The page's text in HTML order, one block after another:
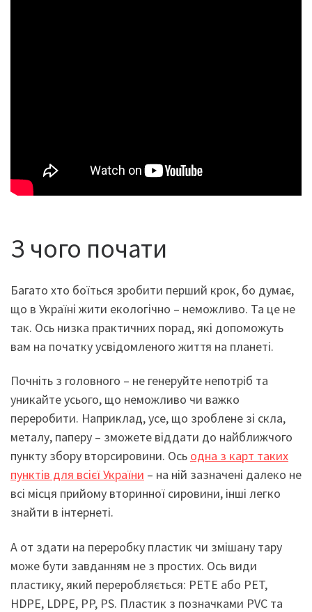
З чого почати
Багато хто боїться зробити перший крок, бо думає,
що в Україні жити екологічно – неможливо. Та це не
так. Ось низка практичних порад, які допоможуть
вам на початку усвідомленого життя на планеті.
Почніть з головного – не генеруйте непотріб та
уникайте усього, що неможливо чи важко
переробити. Наприклад, усе, що зроблене зі скла,
металу, паперу – зможете віддати до найближчого
пункту збору вторсировини. Ось одна з карт таких
пунктів для всієї України – на ній зазначені далеко не
всі місця прийому вторинної сировини, інші легко
знайти в інтернеті.
А от здати на переробку пластик чи змішану тару
може бути завданням не з простих. Ось види
пластику, який переробляється: PETE або PET,
HDPE, LDPE, PP, PS. Пластик з позначками PVC та